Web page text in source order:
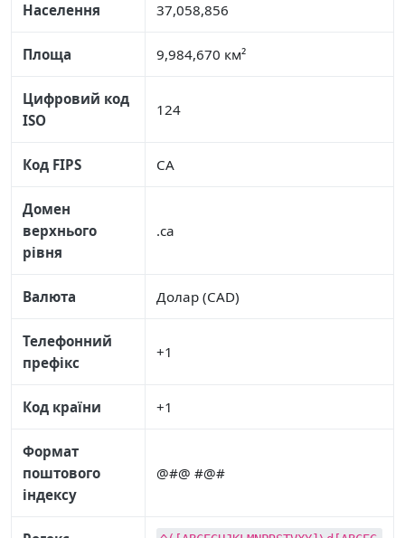
Населення 37,058,856
Площа 9,984,670 км²
Цифровий код
ISO
124
Код FIPS CA
Домен
верхнього
рівня
.ca
Валюта Долар (CAD)
Телефонний
префікс
+1
Код країни +1
Формат
поштового
індексу
@#@ #@#